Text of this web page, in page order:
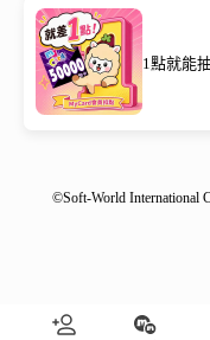
1點就能
©Soft-World International